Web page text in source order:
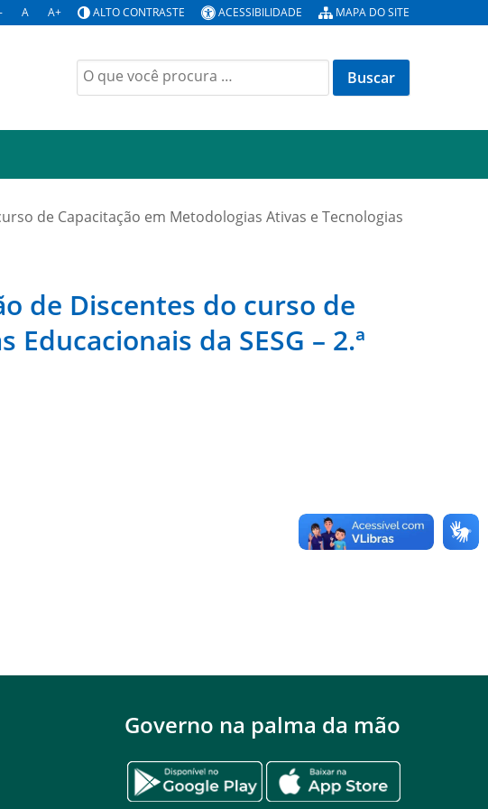
A A+ ALTO CONTRASTE ACESSIBILIDADE MAPA DO SITE
Buscar
por:
de Capacitação em Metodologias Ativas e Tecnologias
de Discentes do curso de
da SESG – 2.ª
Governo na palma da mão